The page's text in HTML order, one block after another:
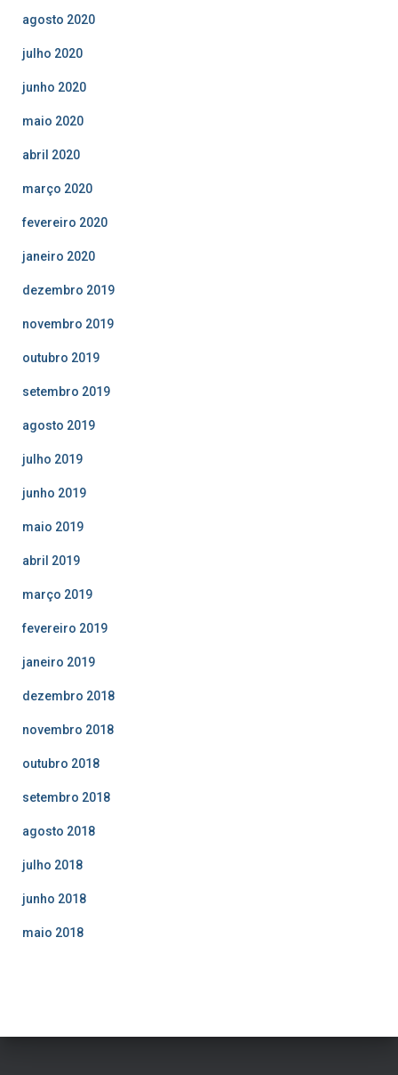
agosto 2020
julho 2020
junho 2020
maio 2020
abril 2020
março 2020
fevereiro 2020
janeiro 2020
dezembro 2019
novembro 2019
outubro 2019
setembro 2019
agosto 2019
julho 2019
junho 2019
maio 2019
abril 2019
março 2019
fevereiro 2019
janeiro 2019
dezembro 2018
novembro 2018
outubro 2018
setembro 2018
agosto 2018
julho 2018
junho 2018
maio 2018